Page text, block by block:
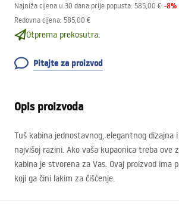
Najniža cijena u 30 dana prije popusta: 585,00 € -8%
Redovna cijena: 585,00 €
Otprema prekosutra.
Pitajte za proizvod
Opis proizvoda
Tuš kabina jednostavnog, elegantnog dizajna
najvišoj razini. Ako vaša kupaonica treba ove
kabina je stvorena za Vas. Ovaj proizvod ima
koji ga čini lakim za čišćenje.